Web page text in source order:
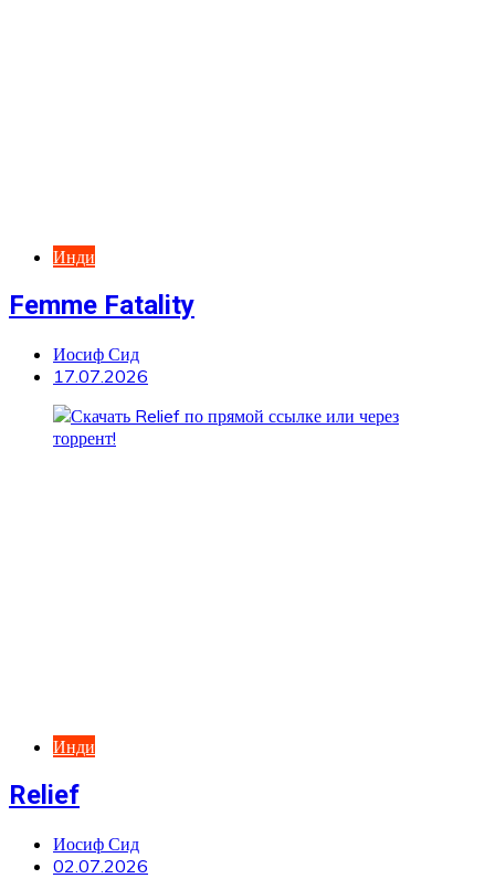
Инди
Femme Fatality
Иосиф Сид
17.07.2026
Инди
Relief
Иосиф Сид
02.07.2026